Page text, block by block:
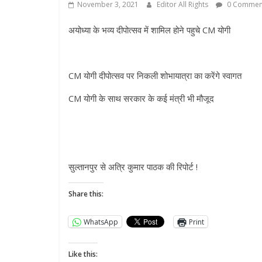
November 3, 2021 Editor All Rights 0
अयोध्या के भव्य दीपोत्सव में शामिल होने पहुचे CM योगी
CM योगी दीपोत्सव पर निकली शोभायात्रा का करेंगे स्वागत
CM योगी के साथ सरकार के कई मंत्री भी मौजूद
सुल्तानपुर से अत्रि कुमार पाठक की रिपोर्ट !
Share this:
WhatsApp Print
Like this: